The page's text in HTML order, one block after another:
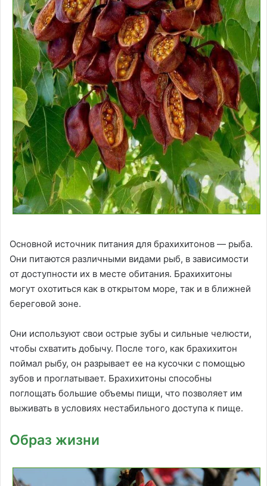
Основной источник питания для брахихитонов — рыба.
Они питаются различными видами рыб, в зависимости
от доступности их в месте обитания. Брахихитоны
могут охотиться как в открытом море, так и в ближней
береговой зоне.
Они используют свои острые зубы и сильные челюсти,
чтобы схватить добычу. После того, как брахихитон
поймал рыбу, он разрывает ее на кусочки с помощью
зубов и проглатывает. Брахихитоны способны
поглощать большие объемы пищи, что позволяет им
выживать в условиях нестабильного доступа к пище.
Образ жизни